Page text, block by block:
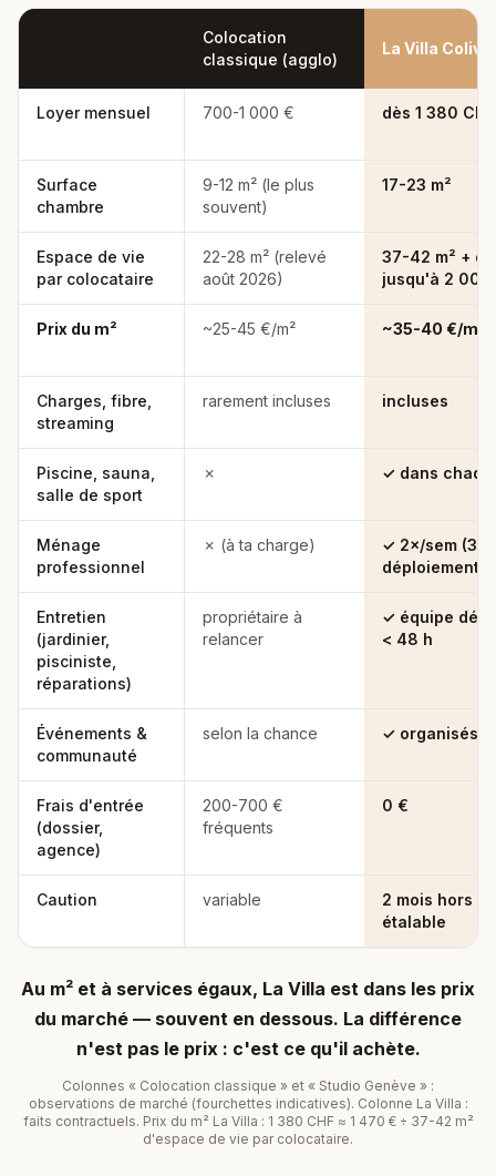
Colocation
classique (agglo)
La Villa
Loyer mensuel 700-1 000 € dès 1 380
Surface
chambre
9-12 m² (le plus
souvent)
17-23 m²
Espace de vie
par colocataire
22-28 m² (relevé
août 2026)
37-42 m² +
jusqu'à 2 000
Prix du m² ~25-45 €/m² ~35-40 €/m²
Charges, fibre,
streaming
rarement incluses incluses
Piscine, sauna,
salle de sport
✗ ✓ dans
Ménage
professionnel
✗ (à ta charge)
✓ 2×/sem (3×
déploiement)
Entretien
(jardinier,
pisciniste,
réparations)
propriétaire à
relancer
✓ équipe
< 48 h
Événements &
communauté
selon la chance ✓ organisés
Frais d'entrée
(dossier,
agence)
200-700 €
fréquents
0 €
Caution variable
2 mois hors
étalable
Au m² et à services égaux, La Villa est dans les prix
du marché — souvent en dessous. La différence
n'est pas le prix : c'est ce qu'il achète.
Colonnes « Colocation classique » et « Studio Genève » :
observations de marché (fourchettes indicatives). Colonne La Villa :
faits contractuels. Prix du m² La Villa : 1 380 CHF ≈ 1 470 € ÷ 37-42 m²
d'espace de vie par colocataire.